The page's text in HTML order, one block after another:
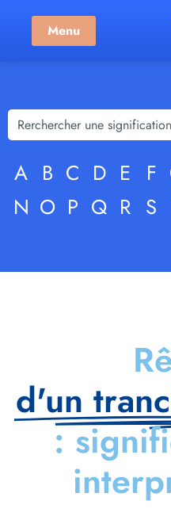
Menu
A B C D E F
N O P Q R S
d'un
: